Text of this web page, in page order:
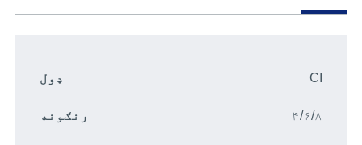
ډول CI
رنګونه ۴/۶/۸